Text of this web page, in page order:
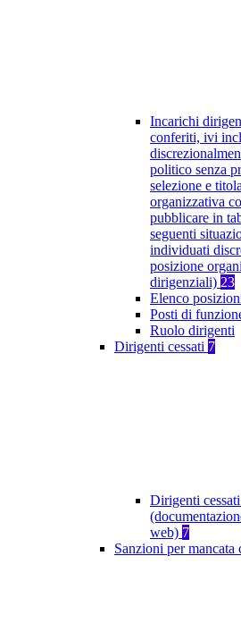
Incarichi
conferiti, ivi
politico senza
selezione e
organizzativa
pubblicare in
seguenti
individuati
posizione
dirigenziali) 23
Elenco
Posti di
Ruolo dirigenti
Dirigenti cessati 7
Dirigenti
web) 7
Sanzioni per